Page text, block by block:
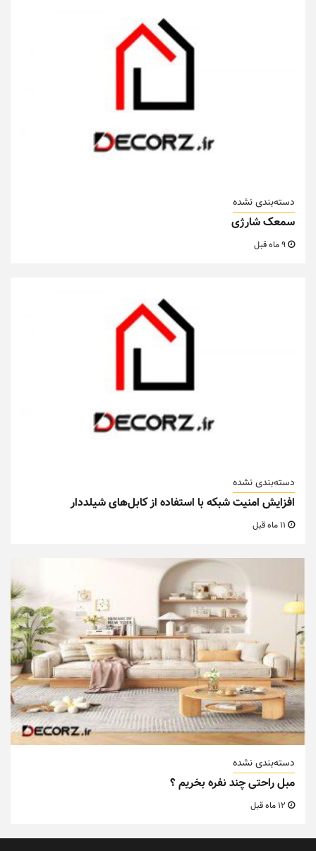
دسته‌بندی نشده
سمعک شارژی
دسته‌بندی نشده
افزایش امنیت شبکه با استفاده از کابل‌های شیلددار
دسته‌بندی نشده
مبل راحتی چند نفره بخریم ؟